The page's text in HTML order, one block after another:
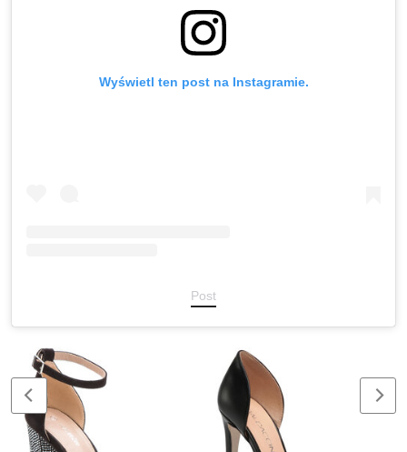
Wyświetl ten post na Instagramie.
Post